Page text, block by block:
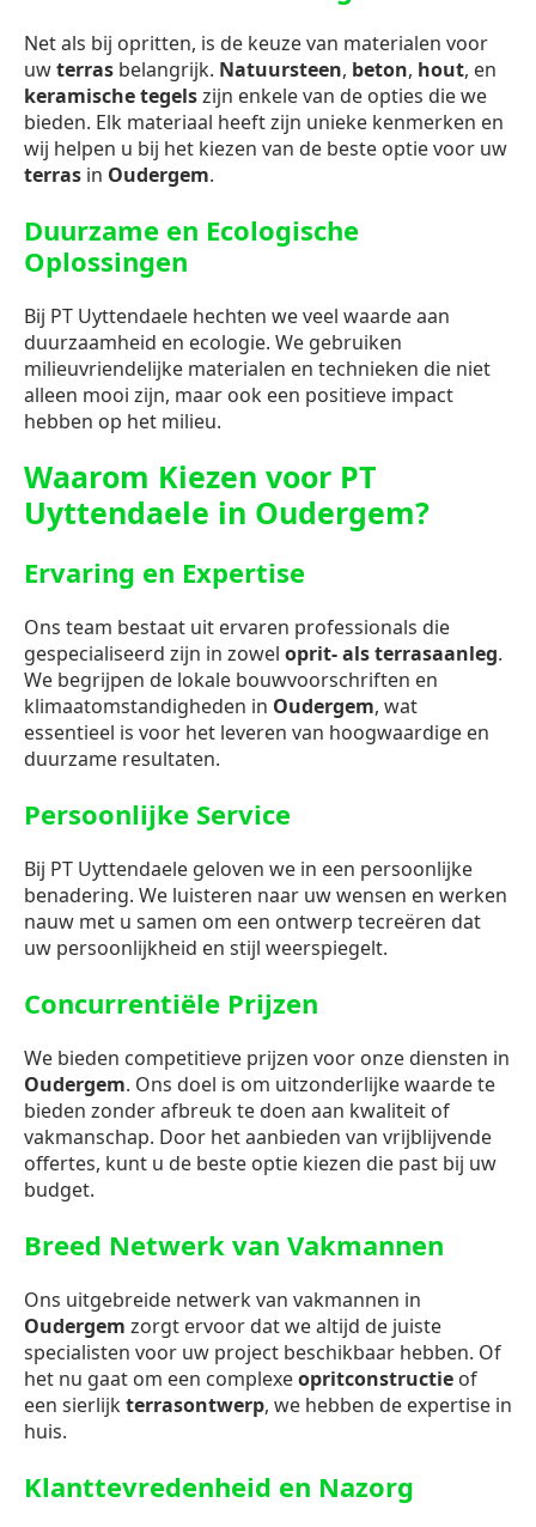
Net als bij opritten, is de keuze van materialen voor
uwterras belangrijk. Natuursteen, beton, hout, en
keramische tegelszijn enkele van de opties die we
bieden. Elk materiaal heeft zijn unieke kenmerken en
wij helpen u bij het kiezen van de beste optie voor uw
terras in Oudergem.
Duurzame en Ecologische
Oplossingen
Bij PT Uyttendaele hechten we veel waarde aan
duurzaamheid en ecologie. We gebruiken
milieuvriendelijke materialen en technieken die niet
alleen mooi zijn, maar ook een positieve impact
hebben op het milieu.
Waarom Kiezen voor PT
Uyttendaele in Oudergem?
Ervaring en Expertise
Ons team bestaat uit ervaren professionals die
gespecialiseerd zijn in zowel oprit- als terrasaanleg.
We begrijpen de lokale bouwvoorschriften en
klimaatomstandigheden in Oudergem, wat
essentieel is voor het leveren van hoogwaardige en
duurzame resultaten.
Persoonlijke Service
Bij PT Uyttendaele geloven we in een persoonlijke
benadering. We luisteren naar uw wensen en werken
nauw met u samen om een ontwerp tecreëren dat
uw persoonlijkheid en stijl weerspiegelt.
Concurrentiële Prijzen
We bieden competitieve prijzen voor onze diensten in
Oudergem. Ons doel is om uitzonderlijke waarde te
bieden zonder afbreuk te doen aan kwaliteit of
vakmanschap. Door het aanbieden van vrijblijvende
offertes, kunt u de beste optie kiezen die past bij uw
budget.
Breed Netwerk van Vakmannen
Ons uitgebreide netwerk van vakmannen in
Oudergem zorgt ervoor dat we altijd de juiste
specialisten voor uw project beschikbaar hebben. Of
het nu gaat om een complexeopritconstructie of
een sierlijkterrasontwerp, we hebben de expertise in
huis.
Klanttevredenheid en Nazorg